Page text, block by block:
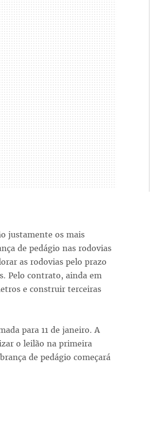
justamente os mais
de pedágio nas rodovias
as rodovias pelo prazo
Pelo contrato, ainda em
e construir terceiras
para 11 de janeiro. A
o leilão na primeira
de pedágio começará